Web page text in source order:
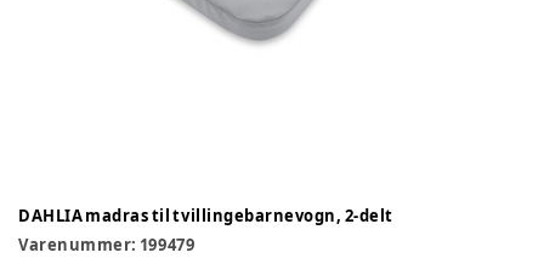
DAHLIA madras til tvillingebarnevogn, 2-delt
Varenummer: 199479